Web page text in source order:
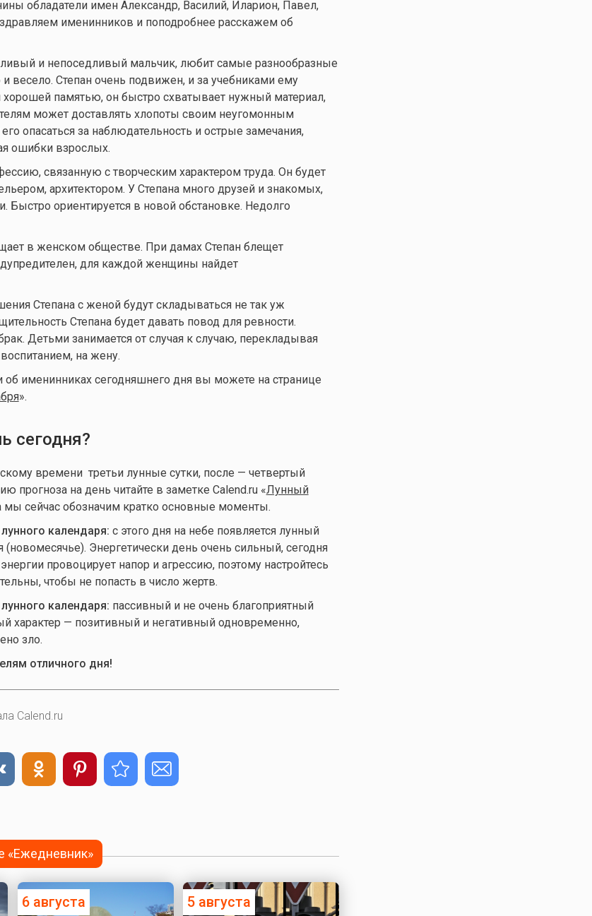
обладатели имен Александр, Василий, Иларион, Павел,
именинников и поподробнее расскажем об
и непоседливый мальчик, любит самые разнообразные
весело. Степан очень подвижен, и за учебниками ему
хорошей памятью, он быстро схватывает нужный материал,
может доставлять хлопоты своим неугомонным
опасаться за наблюдательность и острые замечания,
ошибки взрослых.
связанную с творческим характером труда. Он будет
архитектором. У Степана много друзей и знакомых,
Быстро ориентируется в новой обстановке. Недолго
в женском обществе. При дамах Степан блещет
для каждой женщины найдет
Степана с женой будут складываться не так уж
Степана будет давать повод для ревности.
Детьми занимается от случая к случаю, перекладывая
на жену.
именинниках сегодняшнего дня вы можете на странице
».
сегодня?
времени третьи лунные сутки, после — четвертый
прогноза на день читайте в заметке Calend.ru «Лунный
мы сейчас обозначим кратко основные моменты.
календаря: с этого дня на небе появляется лунный
(новомесячье). Энергетически день очень сильный, сегодня
провоцирует напор и агрессию, поэтому настройтесь
чтобы не попасть в число жертв.
календаря: пассивный и не очень благоприятный
характер — позитивный и негативный одновременно,
зло.
отличного дня!
Calend.ru
«Ежедневник»
6 августа 5 августа